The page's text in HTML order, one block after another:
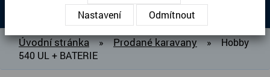
MENU
O NÁS
BAZAR KARAVANŮ
Úvodní stránka » Prodané karavany »
Hobby
540 UL + BATERIE
Nastavení
Odmítnout